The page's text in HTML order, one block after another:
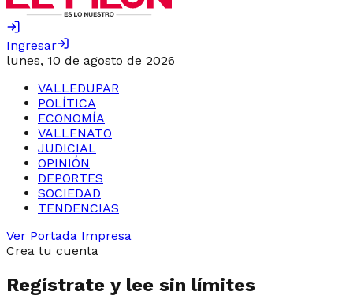
Ingresar
lunes, 10 de agosto de 2026
VALLEDUPAR
POLÍTICA
ECONOMÍA
VALLENATO
JUDICIAL
OPINIÓN
DEPORTES
SOCIEDAD
TENDENCIAS
Ver Portada Impresa
Crea tu cuenta
Regístrate y lee sin límites